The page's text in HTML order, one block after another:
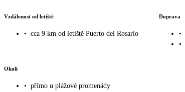
Vzdálenost od letiště
• cca 9 km od letiště Puerto del Rosario
Doprava
•
•
Okolí
• přímo u plážové promenády